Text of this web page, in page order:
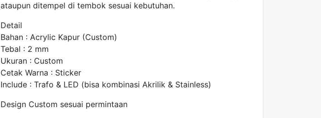
ataupun ditempel di tembok sesuai kebutuhan.
Detail
Bahan : Acrylic Kapur (Custom)
Tebal : 2 mm
Ukuran : Custom
Cetak Warna : Sticker
Include : Trafo & LED (bisa kombinasi Akrilik & Stainless)
Design Custom sesuai permintaan